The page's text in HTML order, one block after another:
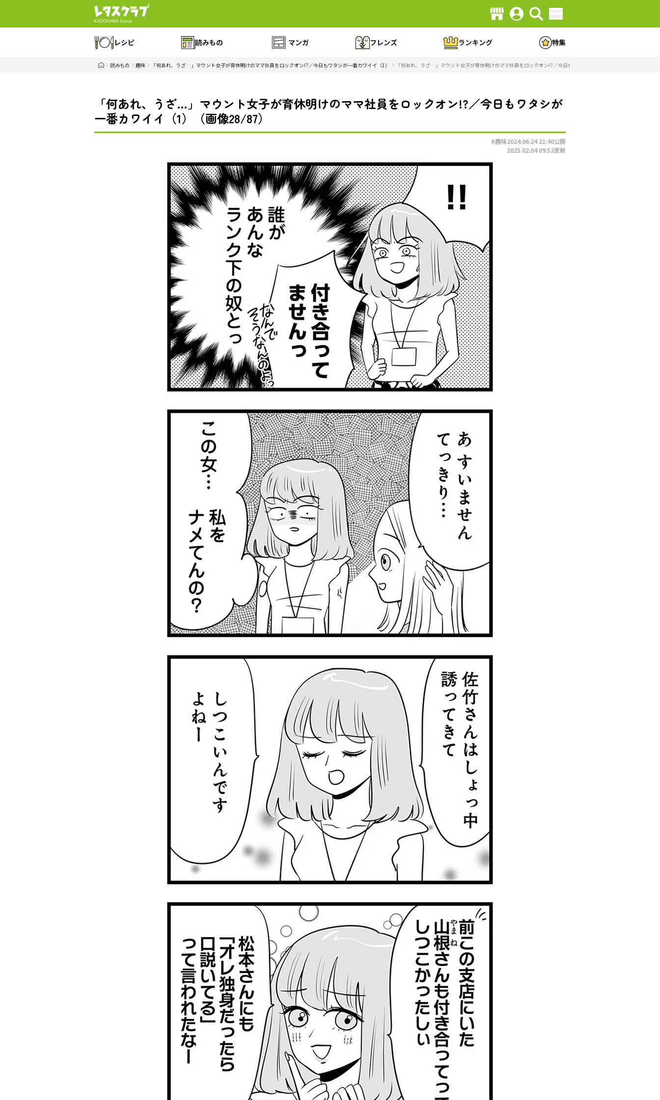
レシピ 読みもの マンガ フレンズ ランキング 特集
読みもの 趣味 「何あれ、うざ…」マウント女子が育休明けのママ社員をロックオン!?／今日もワタシが一番カワイイ（1） 「何あれ、うざ…」マウント女子が育休明けのママ社員をロックオン!?／今日もワタシが一番カワイイ（1）（画像28/
「何あれ、うざ…」マウント女子が育休明けのママ社員をロックオン!?／今日もワタシが
一番カワイイ（1）（画像28/87）
#趣味2024.06.24 21:40公開
2025.02.04 09:52更新